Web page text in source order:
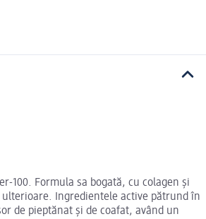
100. Formula sa bogată, cu colagen și
Ingredientele active pătrund în
de pieptănat și de coafat, având un